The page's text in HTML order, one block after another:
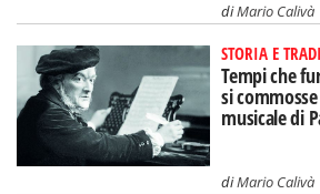
diMario Calivà
STORIA E
Tempi che
si
musicale di
diMario Calivà